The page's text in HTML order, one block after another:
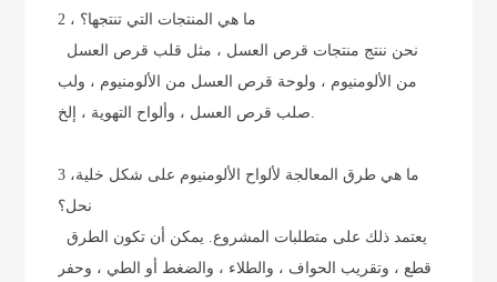
2 ، ما هي المنتجات التي تنتجها؟
من الألومنيوم ، ولوحة قرص العسل من الألومنيوم ، ولب
3 ،ما هي طرق المعالجة لألواح الألومنيوم على شكل خلية
نحل؟
قطع ، وتقريب الحواف ، والطلاء ، والضغط أو الطي ، وحفر